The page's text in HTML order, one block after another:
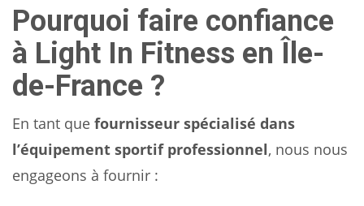
Pourquoi faire confiance
à Light In Fitness en Île-
de-France ?
En tant que fournisseur spécialisé dans
l’équipement sportif professionnel, nous nous
engageons à fournir :